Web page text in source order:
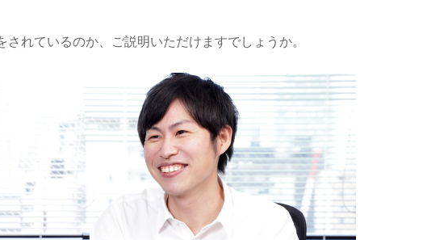
されているのか、ご説明いただけますでしょうか。